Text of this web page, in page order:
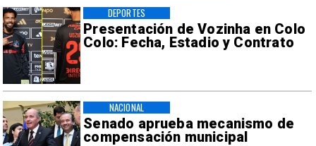
Presentación de Vozinha en Colo
Colo: Fecha, Estadio y Contrato
DEPORTES
Senado aprueba mecanismo de
compensación municipal
NACIONAL